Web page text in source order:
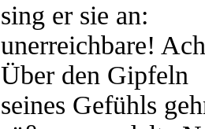
sing er sie an:
unerreichbare!
Über den Gipfeln
seines Gefühls